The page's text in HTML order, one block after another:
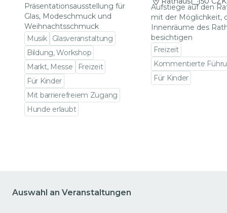
Präsentationsausstellung für
Glas, Modeschmuck und
Weihnachtsschmuck
Musik
Glasveranstaltung
Bildung, Workshop
Markt, Messe
Freizeit
Für Kinder
Mit barrierefreiem Zugang
Hunde erlaubt
Aufstiege auf den
mit der Möglichkeit,
Innenräume des
besichtigen
Freizeit
Kommentierte
Für Kinder
Auswahl an Veranstaltungen